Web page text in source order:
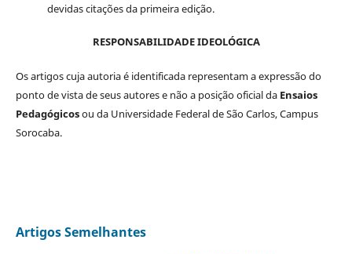
devidas citações da primeira edição.
RESPONSABILIDADE IDEOLÓGICA
Os artigos cuja autoria é identificada representam a expressão do
ponto de vista de seus autores e não a posição oficial da Ensaios
Pedagógicosou da Universidade Federal de São Carlos, Campus
Sorocaba.
Artigos Semelhantes